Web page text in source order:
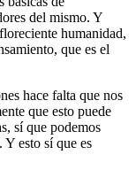
del mismo. Y
humanidad,
que es el
hace falta que nos
que esto puede
sí que podemos
esto sí que es